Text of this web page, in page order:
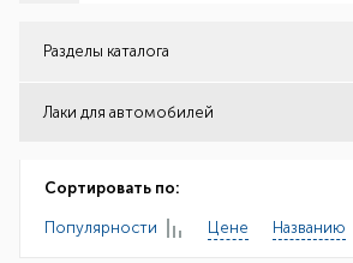
Разделы каталога
Лаки для автомобилей
Сортировать по:
Популярности Цене Названию